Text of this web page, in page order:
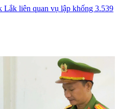
liên quan vụ lập khống 3.539